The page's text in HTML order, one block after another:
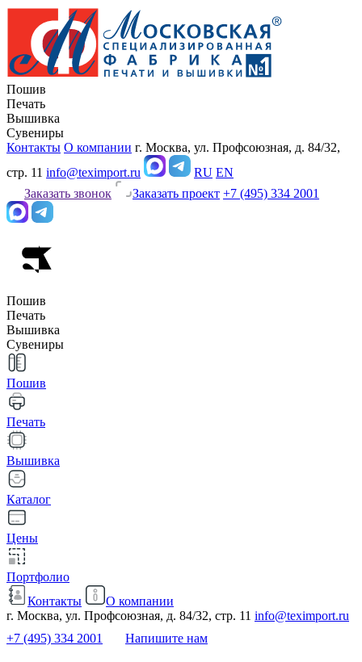
Пошив
Печать
Вышивка
Сувениры
Контакты О компании г. Москва, ул. Профсоюзная, д. 84/32,
стр. 11 info@teximport.ru RU EN
Заказать звонок
Заказать проект +7 (495) 334 2001
Пошив
Печать
Вышивка
Сувениры
Пошив
Печать
Вышивка
Каталог
Цены
Портфолио
Контакты
О компании
г. Москва, ул. Профсоюзная, д. 84/32, стр. 11 info@teximport.ru
+7 (495) 334 2001
Напишите нам